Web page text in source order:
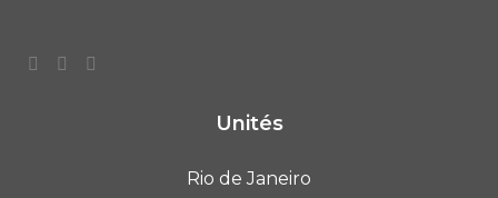
Unités
Rio de Janeiro